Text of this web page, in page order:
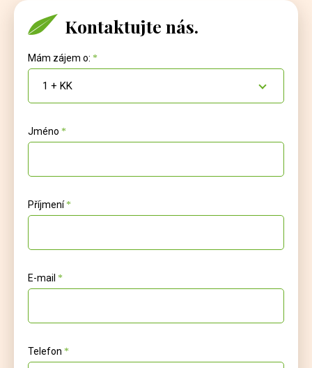
Kontaktujte nás.
Mám zájem o:
1 + KK
Jméno
Příjmení
E-mail
Telefon